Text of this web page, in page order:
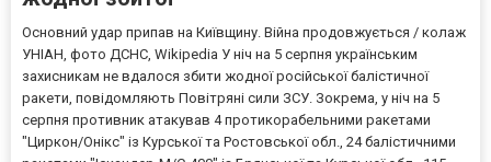
Основний удар припав на Київщину. Війна продовжується / колаж
УНІАН, фото ДСНС, Wikipedia У ніч на 5 серпня українським
захисникам не вдалося збити жодної російської балістичної
ракети, повідомляють Повітряні сили ЗСУ. Зокрема, у ніч на 5
серпня противник атакував 4 протикорабельними ракетами
"Циркон/Онікс" із Курської та Ростовської обл., 24 балістичними